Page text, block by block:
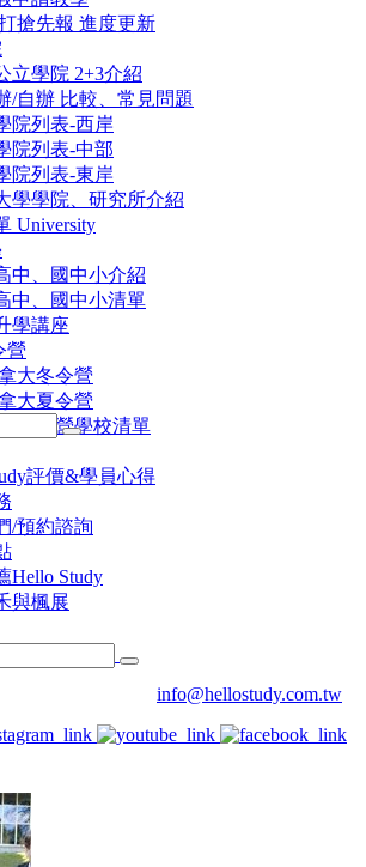
搶先報 進度更新
立學院 2+3介紹
/自辦 比較、常見問題
院列表-西岸
院列表-中部
院列表-東岸
學學院、研究所介紹
University
中、國中小介紹
中、國中小清單
學講座
營
大冬令營
大夏令營
/冬令營學校清單
評價&學員心得
/預約諮詢
Hello Study
與楓展
info@hellostudy.com.tw